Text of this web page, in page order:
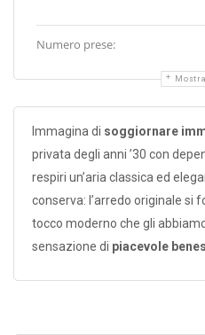
Numero prese:
Immagina di soggiornare
privata degli anni ’30 con
respiri un’aria classica ed
conserva: l’arredo originale si
tocco moderno che gli
sensazione di piacevole